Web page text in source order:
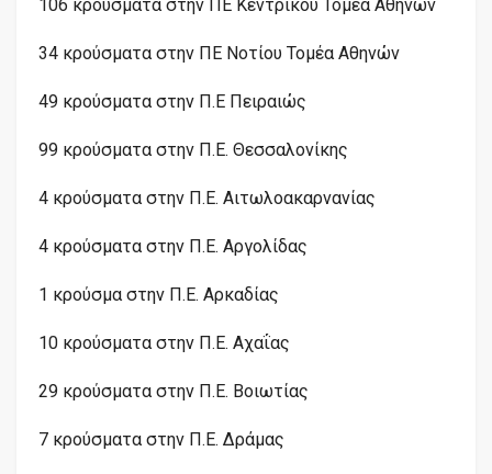
106 κρούσματα στην ΠΕ Κεντρικού Τομέα Αθηνών
34 κρούσματα στην ΠΕ Νοτίου Τομέα Αθηνών
49 κρούσματα στην Π.Ε Πειραιώς
99 κρούσματα στην Π.Ε. Θεσσαλονίκης
4 κρούσματα στην Π.Ε. Αιτωλοακαρνανίας
4 κρούσματα στην Π.Ε. Αργολίδας
1 κρούσμα στην Π.Ε. Αρκαδίας
10 κρούσματα στην Π.Ε. Αχαΐας
29 κρούσματα στην Π.Ε. Βοιωτίας
7 κρούσματα στην Π.Ε. Δράμας